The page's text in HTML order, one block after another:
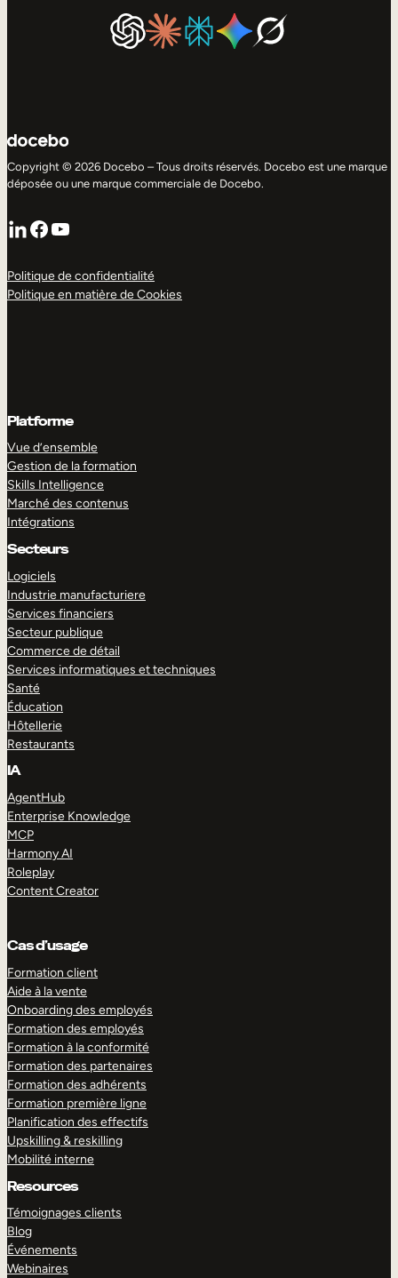
Copyright © 2026 Docebo – Tous droits réservés. Docebo est une marque
déposée ou une marque commerciale de Docebo.
LinkedIn
Facebook
YouTube
Politique de confidentialité
Politique en matière de Cookies
Platforme
Vue d’ensemble
Gestion de la formation
Skills Intelligence
Marché des contenus
Intégrations
Secteurs
Logiciels
Industrie manufacturiere
Services financiers
Secteur publique
Commerce de détail
Services informatiques et techniques
Santé
Éducation
Hôtellerie
Restaurants
IA
AgentHub
Enterprise Knowledge
MCP
Harmony AI
Roleplay
Content Creator
Cas d’usage
Formation client
Aide à la vente
Onboarding des employés
Formation des employés
Formation à la conformité
Formation des partenaires
Formation des adhérents
Formation première ligne
Planification des effectifs
Upskilling & reskilling
Mobilité interne
Resources
Témoignages clients
Blog
Événements
Webinaires